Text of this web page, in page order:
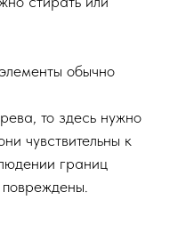
обычно
то здесь нужно
чувствительны к
границ